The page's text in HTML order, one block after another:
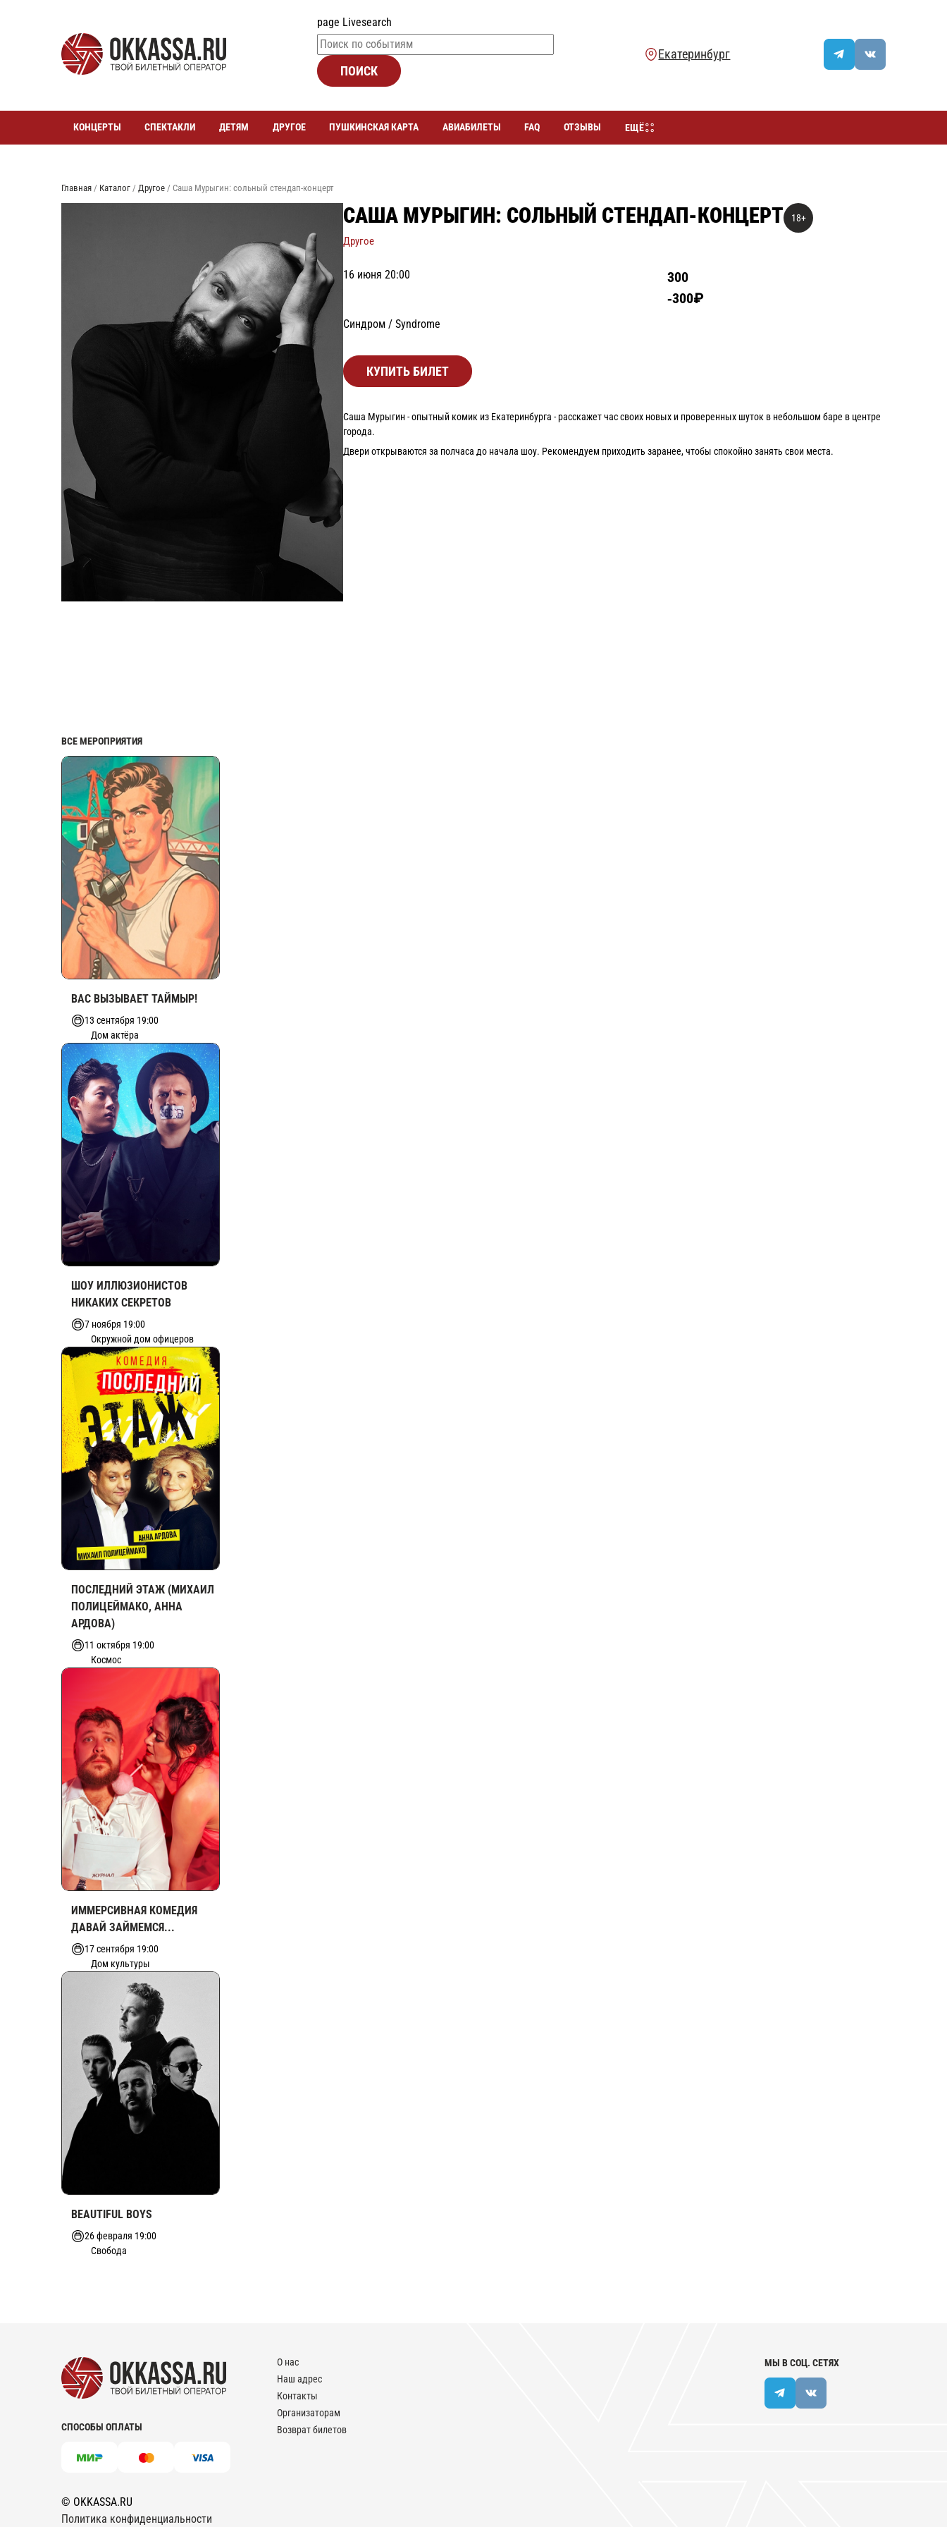
page Livesearch
ПОИСК
КОНЦЕРТЫ СПЕКТАКЛИ ДЕТЯМ ДРУГОЕ ПУШКИНСКАЯ КАРТА АВИАБИЛЕТЫ FAQ ОТЗЫВЫ ЕЩЁ
Главная / Каталог / Другое / Саша Мурыгин: сольный стендап-концерт
САША МУРЫГИН: СОЛЬНЫЙ СТЕНДАП-КОНЦЕРТ 18+
Другое
16 июня 20:00
300
300₽
Синдром / Syndrome
КУПИТЬ БИЛЕТ
Саша Мурыгин - опытный комик из Екатеринбурга - расскажет час своих новых и проверенных шуток в небольшом баре в центре
города.
Двери открываются за полчаса до начала шоу. Рекомендуем приходить заранее, чтобы спокойно занять свои места.
ВСЕ МЕРОПРИЯТИЯ
ВАС ВЫЗЫВАЕТ ТАЙМЫР!
13 сентября 19:00
Дом актёра
ШОУ ИЛЛЮЗИОНИСТОВ
НИКАКИХ СЕКРЕТОВ
7 ноября 19:00
Окружной дом офицеров
ПОСЛЕДНИЙ ЭТАЖ (МИХАИЛ
ПОЛИЦЕЙМАКО, АННА
АРДОВА)
11 октября 19:00
Космос
ИММЕРСИВНАЯ КОМЕДИЯ
ДАВАЙ ЗАЙМЕМСЯ...
17 сентября 19:00
Дом культуры
BEAUTIFUL BOYS
26 февраля 19:00
Свобода
СПОСОБЫ ОПЛАТЫ
© OKKASSA.RU
Политика конфиденциальности
О нас
Наш адрес
Контакты
Организаторам
Возврат билетов
МЫ В СОЦ. СЕТЯХ